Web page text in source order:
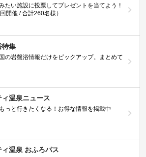
たい施設に投票してプレゼントを当てよう！
回開催 / 合計260名様）
特集
の岩盤浴情報だけをピックアップ。まとめて
ィ温泉ニュース
っと行きたくなる！お得な情報を掲載中
ィ温泉 おふろパス